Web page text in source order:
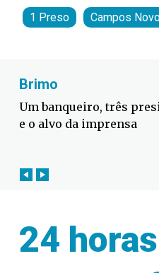
1 Preso Campos
Fabiano Bordignon
Defesa Civil lança
contra o El Niño em SC
24 horas